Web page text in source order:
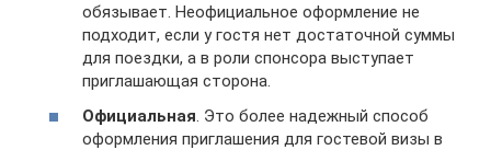
обязывает. Неофициальное оформление не
подходит, если у гостя нет достаточной суммы
для поездки, а в роли спонсора выступает
приглашающая сторона.
Официальная . Это более надежный способ
оформления приглашения для гостевой визы в